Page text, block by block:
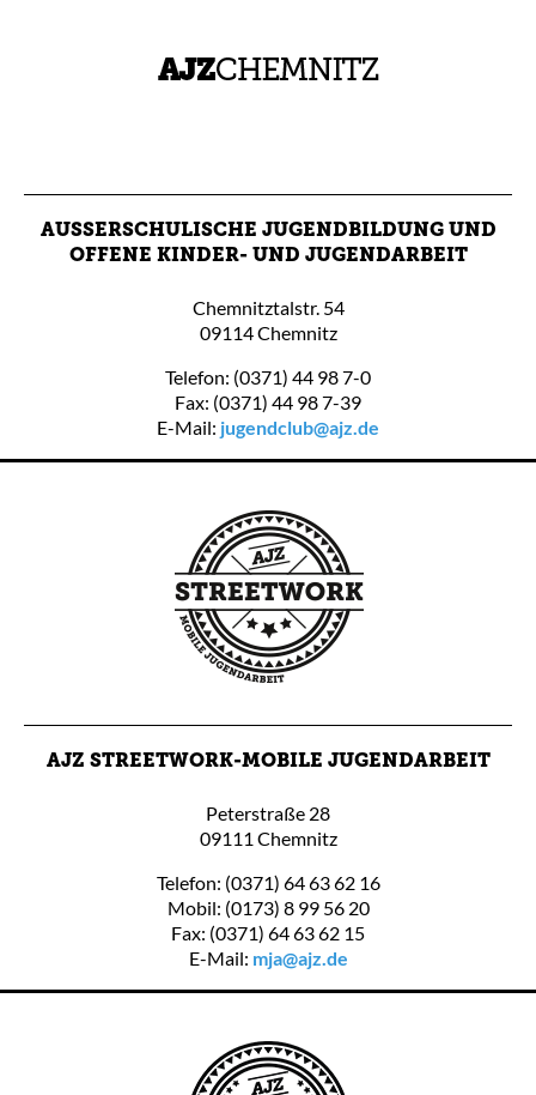
AUSSERSCHULISCHE JUGENDBILDUNG UND O
FFENE KINDER- UND JUGENDARBEIT
Chemnitztalstr. 54
09114 Chemnitz
Telefon: (0371) 44 98 7-0
Fax: (0371) 44 98 7-39
E-Mail: jugendclub@ajz.de
AJZ STREETWORK-MOBILE JUGENDARBEIT
Peterstraße 28
09111 Chemnitz
Telefon: (0371) 64 63 62 16
Mobil: (0173) 8 99 56 20
Fax: (0371) 64 63 62 15
E-Mail: mja@ajz.de